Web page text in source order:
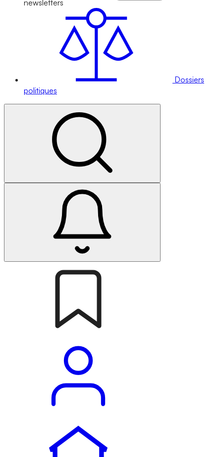
newsletters
Dossiers
politiques